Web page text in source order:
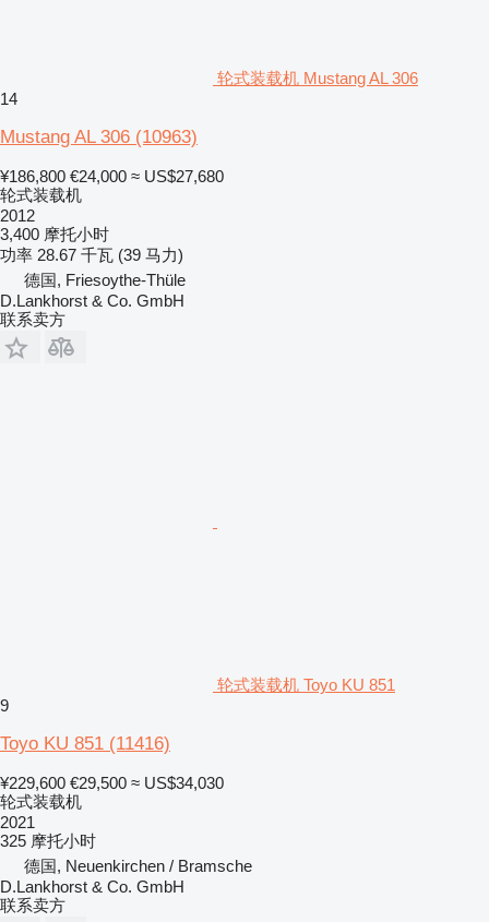
轮式装载机 Mustang AL 306
14
Mustang AL 306 (10963)
¥186,800 €24,000 ≈ US$27,680
轮式装载机
2012
3,400 摩托小时
功率 28.67 千瓦 (39 马力)
德国, Friesoythe-Thüle
D.Lankhorst & Co. GmbH
联系卖方
轮式装载机 Toyo KU 851
9
Toyo KU 851 (11416)
¥229,600 €29,500 ≈ US$34,030
轮式装载机
2021
325 摩托小时
德国, Neuenkirchen / Bramsche
D.Lankhorst & Co. GmbH
联系卖方